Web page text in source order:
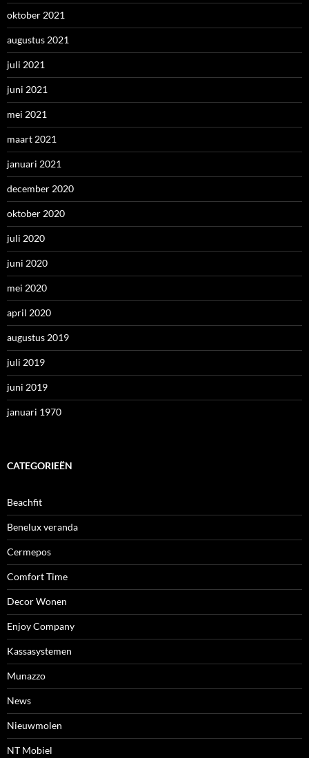
oktober 2021
augustus 2021
juli 2021
juni 2021
mei 2021
maart 2021
januari 2021
december 2020
oktober 2020
juli 2020
juni 2020
mei 2020
april 2020
augustus 2019
juli 2019
juni 2019
januari 1970
CATEGORIEËN
Beachfit
Benelux veranda
Cermepos
Comfort Time
Decor Wonen
Enjoy Company
Kassasystemen
Munazzo
News
Nieuwmolen
NT Mobiel